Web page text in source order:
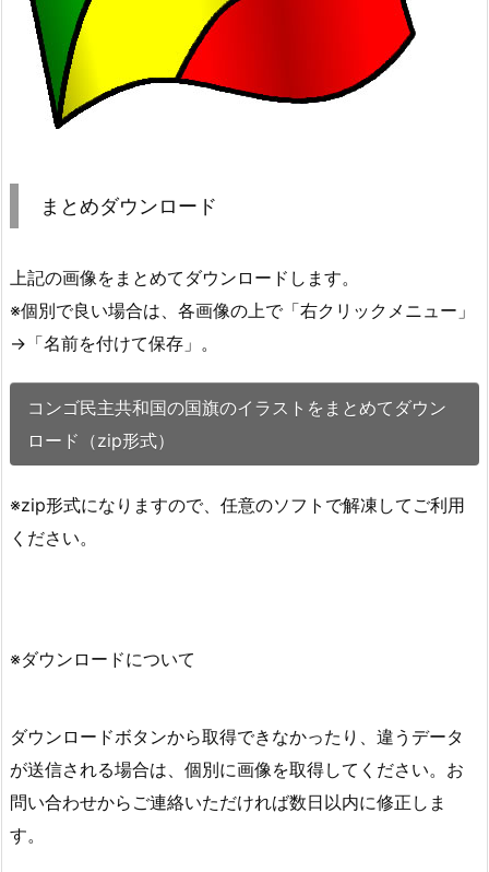
まとめダウンロード
上記の画像をまとめてダウンロードします。
※個別で良い場合は、各画像の上で「右クリックメニュー」
→「名前を付けて保存」。
コンゴ民主共和国の国旗のイラストをまとめてダウン
ロード（zip形式）
※zip形式になりますので、任意のソフトで解凍してご利用
ください。
※ダウンロードについて
ダウンロードボタンから取得できなかったり、違うデータ
が送信される場合は、個別に画像を取得してください。お
問い合わせからご連絡いただければ数日以内に修正しま
す。